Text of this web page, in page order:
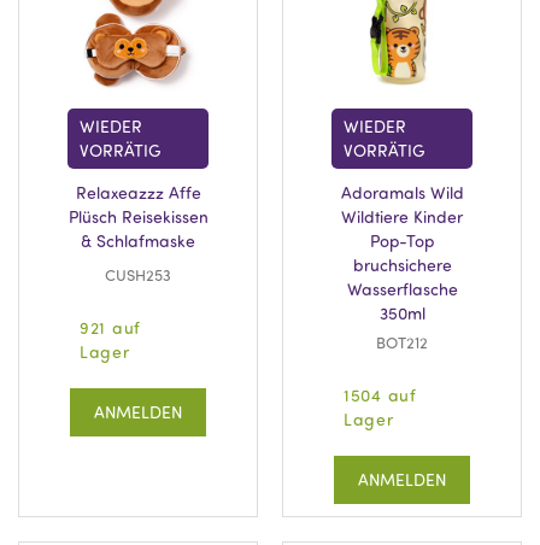
WIEDER
VORRÄTIG
Relaxeazzz Affe
Plüsch Reisekissen
& Schlafmaske
CUSH253
921 auf
Lager
ANMELDEN
WIEDER
VORRÄTIG
Adoramals Wild
Wildtiere Kinder
Pop-Top
bruchsichere
Wasserflasche
350ml
BOT212
1504 auf
Lager
ANMELDEN